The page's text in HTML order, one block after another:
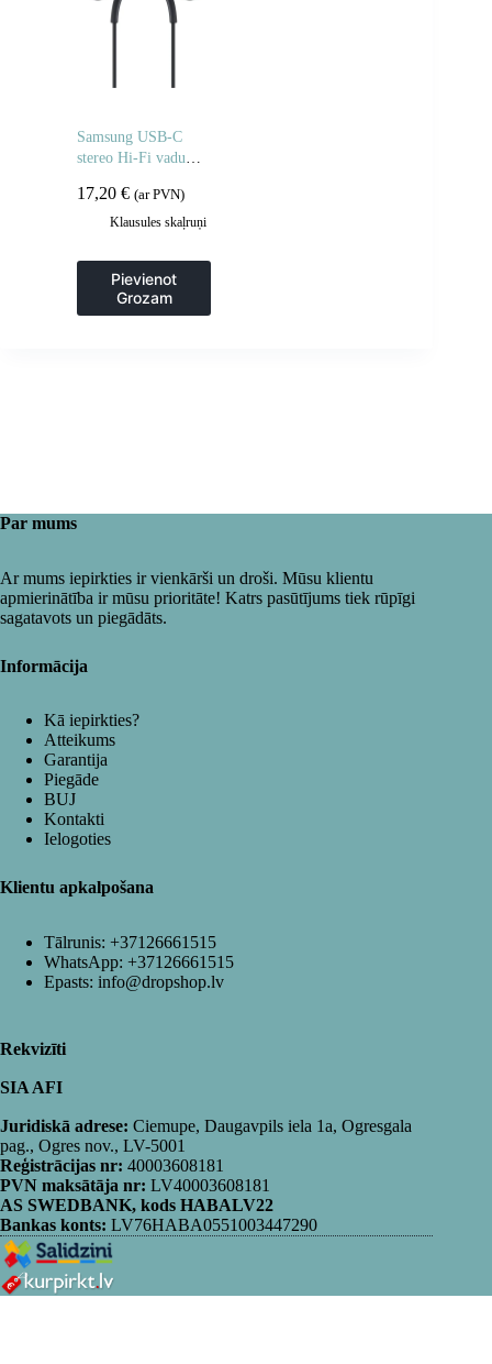
Samsung USB-C
stereo Hi-Fi vadu
17,20 € (ar PVN)
Klausules skaļruņi
Pievienot
Grozam
Par mums
Ar mums iepirkties ir vienkārši un droši. Mūsu klientu
apmierinātība ir mūsu prioritāte! Katrs pasūtījums tiek rūpīgi
sagatavots un piegādāts.
Informācija
Kā iepirkties?
Atteikums
Garantija
Piegāde
BUJ
Kontakti
Ielogoties
Klientu apkalpošana
Tālrunis: +37126661515
WhatsApp: +37126661515
Epasts: info@dropshop.lv
Rekvizīti
SIA AFI
Juridiskā adrese: Ciemupe, Daugavpils iela 1a, Ogresgala
pag., Ogres nov., LV-5001
Reģistrācijas nr: 40003608181
PVN maksātāja nr: LV40003608181
AS SWEDBANK, kods HABALV22
Bankas konts: LV76HABA0551003447290